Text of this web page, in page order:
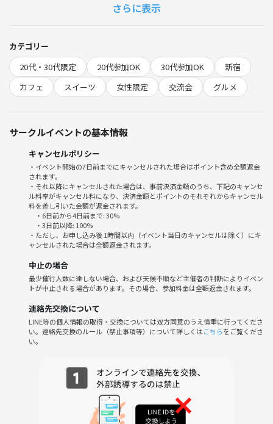
禁止事項
勧誘、ナンパ
他サークルの宣伝
主催者の指示に従わない
その他迷惑行為
さらに表示
カテゴリー
20代・30代限定
20代参加OK 30代参加OK
新宿
カフェ
スイーツ 女性限定 交流会 グルメ
サークルイベントの基本情報
キャンセルポリシー
・イベント開始の7日前までにキャンセルされた場合はポイント含め全額返金
されます。
・それ以降にキャンセルされた場合は、事前決済金額のうち、下記のキャンセ
ル料率がキャンセル料になり、決済金額とポイントのそれぞれからキャンセル
料を差し引いた金額が返金されます。
・6日前から4日前まで: 30%
・3日前以降: 100%
・ただし、お申し込み後 1時間以内（イベント当日のキャンセルは除く）にキ
ャンセルされた場合は全額返金されます。
中止の場合
最少催行人数に達しない場合、および天候不順など主催者の判断によりイベン
トが中止される場合があります。その場合、参加料金は全額返金されます。
連絡先交換について
LINE等の個人情報の取得・交換については双方同意のうえ慎重に行ってくださ
い。連絡先交換のルール（禁止事項等）について詳しくはこちらをご覧くださ
い。